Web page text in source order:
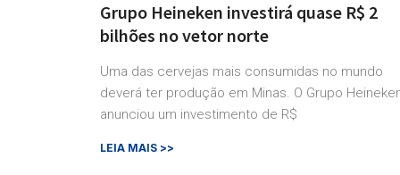
Grupo Heineken investirá quase R$ 2
bilhões no vetor norte
Uma das cervejas mais consumidas no mundo
deverá ter produção em Minas. O Grupo
anunciou um investimento de R$
LEIA MAIS >>